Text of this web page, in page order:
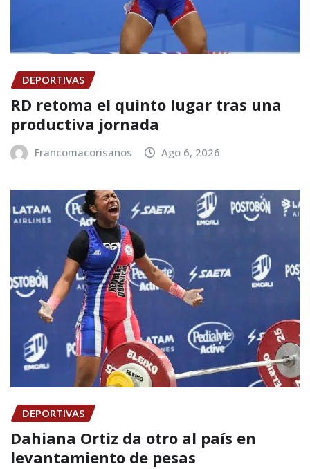
DEPORTIVAS
RD retoma el quinto lugar tras una
productiva jornada
Francomacorisanos Ago 6, 2026
DEPORTIVAS
Dahiana Ortiz da otro al país en
levantamiento de pesas